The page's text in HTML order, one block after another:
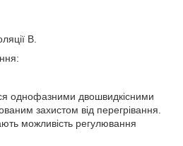
B.
однофазними двошвидкісними
захистом від перегрівання.
можливість регулювання